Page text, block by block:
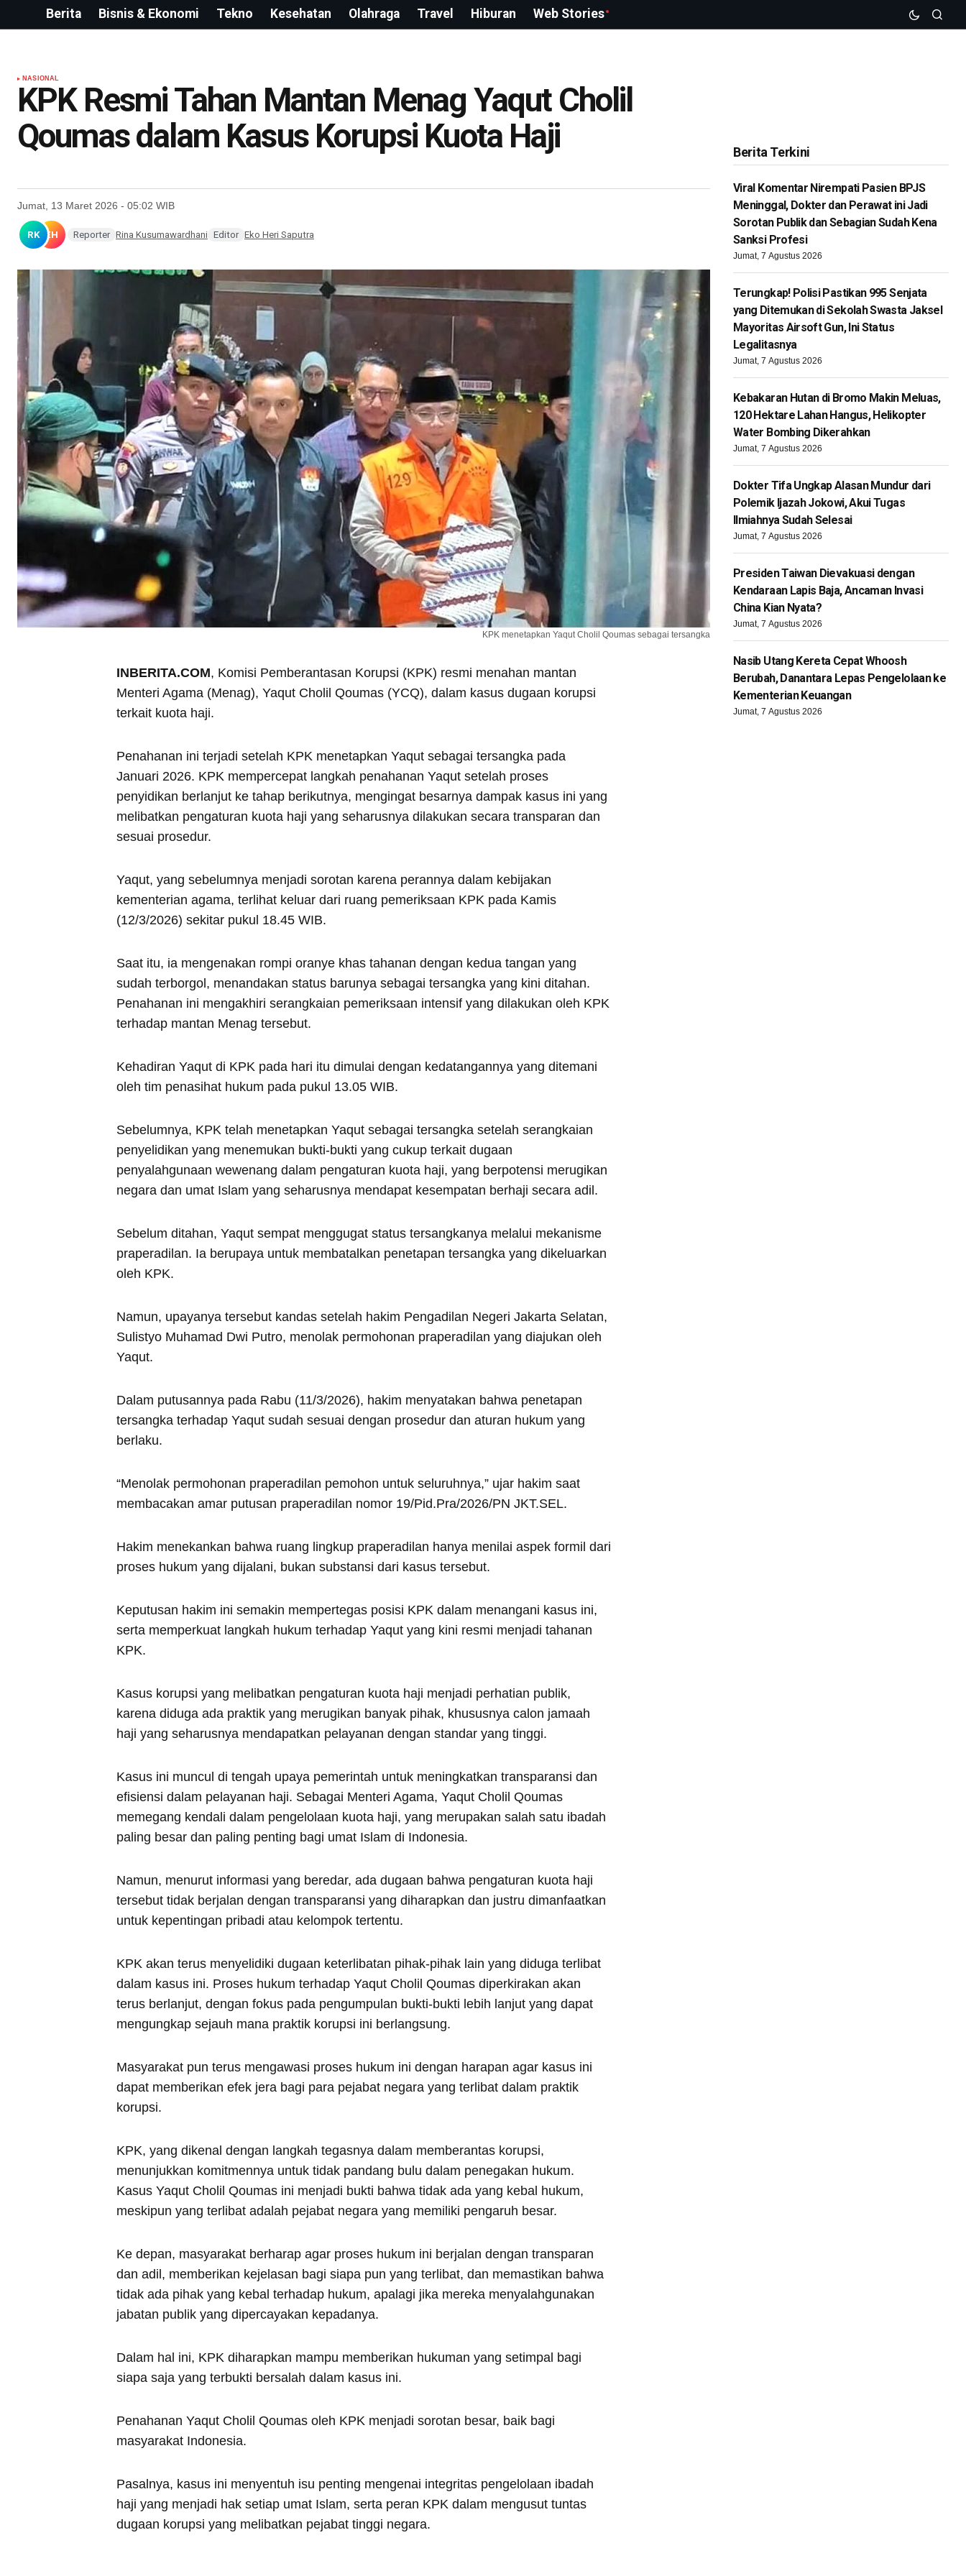
Berita Bisnis & Ekonomi Tekno Kesehatan Olahraga Travel Hiburan Web Stories
NASIONAL
KPK Resmi Tahan Mantan Menag Yaqut Cholil
Qoumas dalam Kasus Korupsi Kuota Haji
Jumat, 13 Maret 2026 - 05:02 WIB
RK EH Reporter Rina Kusumawardhani Editor Eko Heri Saputra
KPK menetapkan Yaqut Cholil Qoumas sebagai tersangka
INBERITA.COM, Komisi Pemberantasan Korupsi (KPK) resmi menahan mantan
Menteri Agama (Menag), Yaqut Cholil Qoumas (YCQ), dalam kasus dugaan korupsi
terkait kuota haji.
Penahanan ini terjadi setelah KPK menetapkan Yaqut sebagai tersangka pada
Januari 2026. KPK mempercepat langkah penahanan Yaqut setelah proses
penyidikan berlanjut ke tahap berikutnya, mengingat besarnya dampak kasus ini yang
melibatkan pengaturan kuota haji yang seharusnya dilakukan secara transparan dan
sesuai prosedur.
Yaqut, yang sebelumnya menjadi sorotan karena perannya dalam kebijakan
kementerian agama, terlihat keluar dari ruang pemeriksaan KPK pada Kamis
(12/3/2026) sekitar pukul 18.45 WIB.
Saat itu, ia mengenakan rompi oranye khas tahanan dengan kedua tangan yang
sudah terborgol, menandakan status barunya sebagai tersangka yang kini ditahan.
Penahanan ini mengakhiri serangkaian pemeriksaan intensif yang dilakukan oleh KPK
terhadap mantan Menag tersebut.
Kehadiran Yaqut di KPK pada hari itu dimulai dengan kedatangannya yang ditemani
oleh tim penasihat hukum pada pukul 13.05 WIB.
Sebelumnya, KPK telah menetapkan Yaqut sebagai tersangka setelah serangkaian
penyelidikan yang menemukan bukti-bukti yang cukup terkait dugaan
penyalahgunaan wewenang dalam pengaturan kuota haji, yang berpotensi merugikan
negara dan umat Islam yang seharusnya mendapat kesempatan berhaji secara adil.
Sebelum ditahan, Yaqut sempat menggugat status tersangkanya melalui mekanisme
praperadilan. Ia berupaya untuk membatalkan penetapan tersangka yang dikeluarkan
oleh KPK.
Namun, upayanya tersebut kandas setelah hakim Pengadilan Negeri Jakarta Selatan,
Sulistyo Muhamad Dwi Putro, menolak permohonan praperadilan yang diajukan oleh
Yaqut.
Dalam putusannya pada Rabu (11/3/2026), hakim menyatakan bahwa penetapan
tersangka terhadap Yaqut sudah sesuai dengan prosedur dan aturan hukum yang
berlaku.
“Menolak permohonan praperadilan pemohon untuk seluruhnya,” ujar hakim saat
membacakan amar putusan praperadilan nomor 19/Pid.Pra/2026/PN JKT.SEL.
Hakim menekankan bahwa ruang lingkup praperadilan hanya menilai aspek formil dari
proses hukum yang dijalani, bukan substansi dari kasus tersebut.
Keputusan hakim ini semakin mempertegas posisi KPK dalam menangani kasus ini,
serta memperkuat langkah hukum terhadap Yaqut yang kini resmi menjadi tahanan
KPK.
Kasus korupsi yang melibatkan pengaturan kuota haji menjadi perhatian publik,
karena diduga ada praktik yang merugikan banyak pihak, khususnya calon jamaah
haji yang seharusnya mendapatkan pelayanan dengan standar yang tinggi.
Kasus ini muncul di tengah upaya pemerintah untuk meningkatkan transparansi dan
efisiensi dalam pelayanan haji. Sebagai Menteri Agama, Yaqut Cholil Qoumas
memegang kendali dalam pengelolaan kuota haji, yang merupakan salah satu ibadah
paling besar dan paling penting bagi umat Islam di Indonesia.
Namun, menurut informasi yang beredar, ada dugaan bahwa pengaturan kuota haji
tersebut tidak berjalan dengan transparansi yang diharapkan dan justru dimanfaatkan
untuk kepentingan pribadi atau kelompok tertentu.
KPK akan terus menyelidiki dugaan keterlibatan pihak-pihak lain yang diduga terlibat
dalam kasus ini. Proses hukum terhadap Yaqut Cholil Qoumas diperkirakan akan
terus berlanjut, dengan fokus pada pengumpulan bukti-bukti lebih lanjut yang dapat
mengungkap sejauh mana praktik korupsi ini berlangsung.
Masyarakat pun terus mengawasi proses hukum ini dengan harapan agar kasus ini
dapat memberikan efek jera bagi para pejabat negara yang terlibat dalam praktik
korupsi.
KPK, yang dikenal dengan langkah tegasnya dalam memberantas korupsi,
menunjukkan komitmennya untuk tidak pandang bulu dalam penegakan hukum.
Kasus Yaqut Cholil Qoumas ini menjadi bukti bahwa tidak ada yang kebal hukum,
meskipun yang terlibat adalah pejabat negara yang memiliki pengaruh besar.
Ke depan, masyarakat berharap agar proses hukum ini berjalan dengan transparan
dan adil, memberikan kejelasan bagi siapa pun yang terlibat, dan memastikan bahwa
tidak ada pihak yang kebal terhadap hukum, apalagi jika mereka menyalahgunakan
jabatan publik yang dipercayakan kepadanya.
Dalam hal ini, KPK diharapkan mampu memberikan hukuman yang setimpal bagi
siapa saja yang terbukti bersalah dalam kasus ini.
Penahanan Yaqut Cholil Qoumas oleh KPK menjadi sorotan besar, baik bagi
masyarakat Indonesia.
Pasalnya, kasus ini menyentuh isu penting mengenai integritas pengelolaan ibadah
haji yang menjadi hak setiap umat Islam, serta peran KPK dalam mengusut tuntas
dugaan korupsi yang melibatkan pejabat tinggi negara.
Berita Terkini
Viral Komentar Nirempati Pasien BPJS
Meninggal, Dokter dan Perawat ini Jadi
Sorotan Publik dan Sebagian Sudah Kena
Sanksi Profesi
Jumat, 7 Agustus 2026
Terungkap! Polisi Pastikan 995 Senjata
yang Ditemukan di Sekolah Swasta Jaksel
Mayoritas Airsoft Gun, Ini Status
Legalitasnya
Jumat, 7 Agustus 2026
Kebakaran Hutan di Bromo Makin Meluas,
120 Hektare Lahan Hangus, Helikopter
Water Bombing Dikerahkan
Jumat, 7 Agustus 2026
Dokter Tifa Ungkap Alasan Mundur dari
Polemik Ijazah Jokowi, Akui Tugas
Ilmiahnya Sudah Selesai
Jumat, 7 Agustus 2026
Presiden Taiwan Dievakuasi dengan
Kendaraan Lapis Baja, Ancaman Invasi
China Kian Nyata?
Jumat, 7 Agustus 2026
Nasib Utang Kereta Cepat Whoosh
Berubah, Danantara Lepas Pengelolaan ke
Kementerian Keuangan
Jumat, 7 Agustus 2026